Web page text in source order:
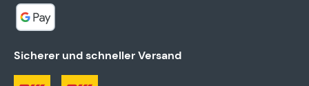
Sicherer und schneller Versand